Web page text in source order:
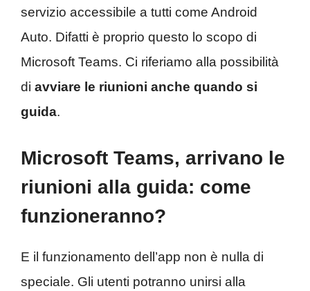
servizio accessibile a tutti come Android
Auto. Difatti è proprio questo lo scopo di
Microsoft Teams. Ci riferiamo alla possibilità
di avviare le riunioni anche quando si
guida.
Microsoft Teams, arrivano le
riunioni alla guida: come
funzioneranno?
E il funzionamento dell’app non è nulla di
speciale. Gli utenti potranno unirsi alla